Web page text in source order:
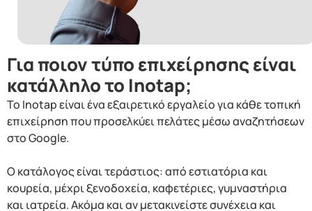
Για ποιον τύπο επιχείρησης είναι
κατάλληλο το Inotap;
Το Inotap είναι ένα εξαιρετικό εργαλείο για κάθε τοπική
επιχείρηση που προσελκύει πελάτες μέσω αναζητήσεων
στο Google.
Ο κατάλογος είναι τεράστιος: από εστιατόρια και
κουρεία, μέχρι ξενοδοχεία, καφετέριες, γυμναστήρια
και ιατρεία. Ακόμα και αν μετακινείστε συνέχεια και